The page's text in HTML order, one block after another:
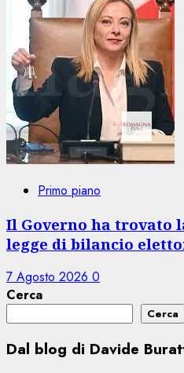
Primo piano
Il Governo ha trovato
legge di bilancio
7 Agosto 2026 0
Cerca
Cerca
Dal blog di Davide